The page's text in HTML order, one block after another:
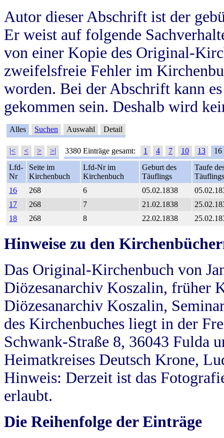
Autor dieser Abschrift ist der
Er weist auf folgende
von einer Kopie des Original-
zweifelsfreie Fehler im
worden. Bei der Abschrift kann
gekommen sein. Deshalb wird
Alles Suchen Auswahl Detail
|< < > >| 3380 Einträge gesamt: 1 4 7 10 13
16
Lfd-
Nr
Seite im
Kirchenbuch
Lfd-Nr im
Kirchenbuch
Geburt des
Täuflings
Taufe
Täuflings
16
268 6 05.02.1838
17
268 7 21.02.1838
18
268 8 22.02.1838
Hinweise zu den
Das Original-Kirchenbuch von
Diözesanarchiv Koszalin, früher
Diözesanarchiv Koszalin,
des Kirchenbuches liegt in der
Schwank-Straße 8, 36043 Fulda
Heimatkreises Deutsch Krone,
Hinweis: Derzeit ist das
erlaubt.
Die Reihenfolge der Einträge